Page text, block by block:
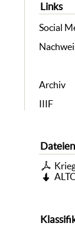
Links
Social
Archiv
IIIF
Dateien